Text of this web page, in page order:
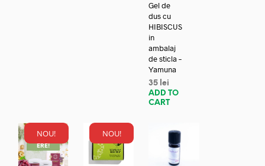
Gel de
dus cu
HIBISCUS
in
ambalaj
de sticla –
Yamuna
35 lei
ADD TO
CART
NOU!
REDUC
ERE!
NOU!